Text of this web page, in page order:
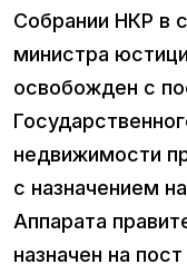
Собрании НКР в
министра
освобожден с
недвижимости
с назначением
Аппарата
назначен на